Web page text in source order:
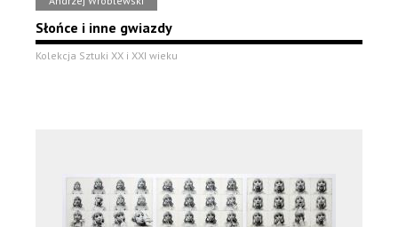
Słońce i inne gwiazdy
Kolekcja Sztuki XX i XXI wieku